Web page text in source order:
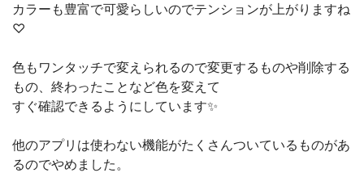
カラーも豊富で可愛らしいのでテンションが上がりますね
♡
色もワンタッチで変えられるので変更するものや削除する
もの、終わったことなど色を変えて
すぐ確認できるようにしています✨
他のアプリは使わない機能がたくさんついているものがあ
るのでやめました。